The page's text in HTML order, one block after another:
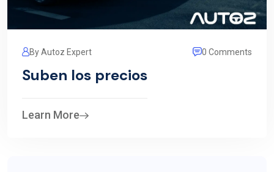
By Autoz Expert 0 Comments
Suben los precios
Learn More